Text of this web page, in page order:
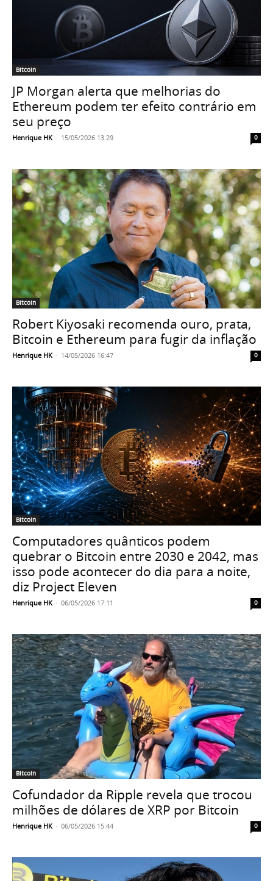
Bitcoin
JP Morgan alerta que melhorias do
Ethereum podem ter efeito contrário em
seu preço
Henrique HK - 15/05/2026 13:29 0
Bitcoin
Robert Kiyosaki recomenda ouro, prata,
Bitcoin e Ethereum para fugir da inflação
Henrique HK - 14/05/2026 16:47 0
Bitcoin
Computadores quânticos podem
quebrar o Bitcoin entre 2030 e 2042, mas
isso pode acontecer do dia para a noite,
diz Project Eleven
Henrique HK - 06/05/2026 17:11 0
Bitcoin
Cofundador da Ripple revela que trocou
milhões de dólares de XRP por Bitcoin
Henrique HK - 06/05/2026 15:44 0